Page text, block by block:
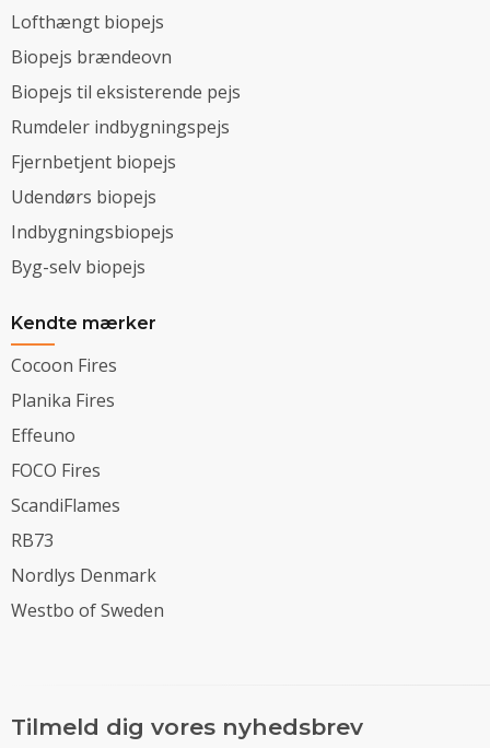
Lofthængt biopejs
Biopejs brændeovn
Biopejs til eksisterende pejs
Rumdeler indbygningspejs
Fjernbetjent biopejs
Udendørs biopejs
Indbygningsbiopejs
Byg-selv biopejs
Kendte mærker
Cocoon Fires
Planika Fires
Effeuno
FOCO Fires
ScandiFlames
RB73
Nordlys Denmark
Westbo of Sweden
Tilmeld dig vores nyhedsbrev